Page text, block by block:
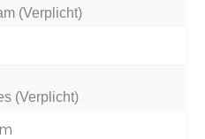
(Verplicht)
(Verplicht)